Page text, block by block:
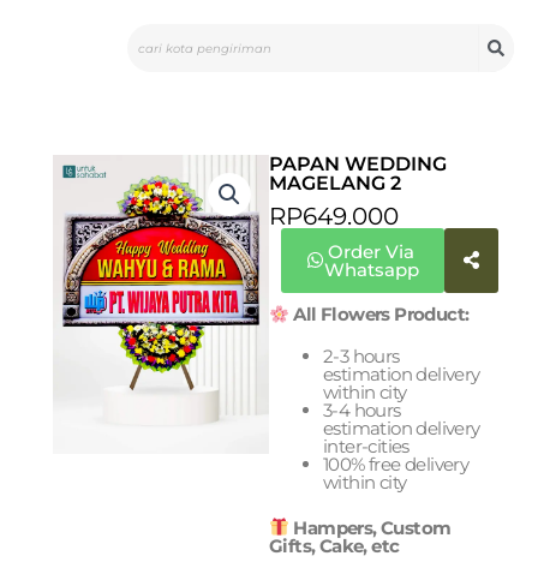
PAPAN WEDDING
MAGELANG 2
RP649.000
Order Via
Whatsapp
All Flowers Product:
2-3 hours
estimation delivery
within city
3-4 hours
estimation delivery
inter-cities
100% free delivery
within city
Hampers, Custom
Gifts, Cake, etc